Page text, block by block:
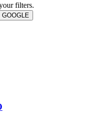
filters.
GOOGLE